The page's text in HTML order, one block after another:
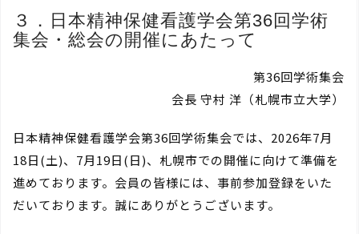
３．日本精神保健看護学会第36回学術
集会・総会の開催にあたって
第36回学術集会
会長 守村 洋（札幌市立大学）
日本精神保健看護学会第36回学術集会では、2026年7月
18日(土)、7月19日(日)、札幌市での開催に向けて準備を
進めております。会員の皆様には、事前参加登録をいた
だいております。誠にありがとうございます。